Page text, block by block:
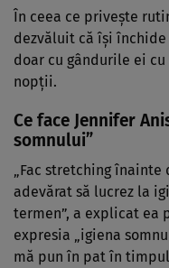
În ceea ce privește
dezvăluit că își
doar cu gândurile ei
nopții.
Ce face Jennifer
somnului”
„Fac stretching
adevărat să lucrez la
termen”, a explicat ea
expresia „igiena
mă pun în pat în